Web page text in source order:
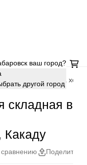
ваш город?
другой город
сумки Сумка
складная в
Какаду
сравнению Поделиться